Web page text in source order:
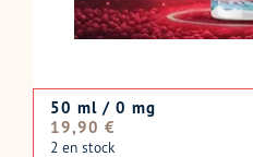
50 ml / 0 mg
Prix
normal
19,90 €
2 en stock